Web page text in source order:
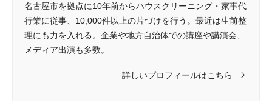
名古屋市を拠点に10年前からハウスクリーニング・家事代
行業に従事、10,000件以上の片づけを行う。最近は生前整
理にも力を入れる。企業や地方自治体での講座や講演会、
メディア出演も多数。
詳しいプロフィールはこちら